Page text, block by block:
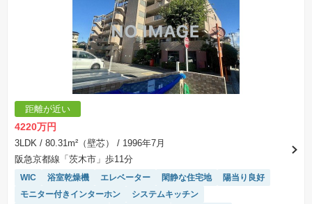
距離が近い
4220万円
3LDK / 80.31m²（壁芯）
/ 1996年7月
阪急京都線「茨木市」歩11分
WIC 浴室乾燥機 エレベーター 閑静な住宅地
陽当り良好
モニター付きインターホン
システムキッチン